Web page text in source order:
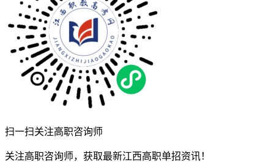
扫一扫关注高职咨询师
关注高职咨询师，获取最新江西高职单招资讯！